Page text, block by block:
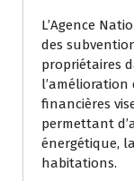
L’Agence
des
propriétaires
l’amélioration
financières
permettant
énergétique,
habitations.